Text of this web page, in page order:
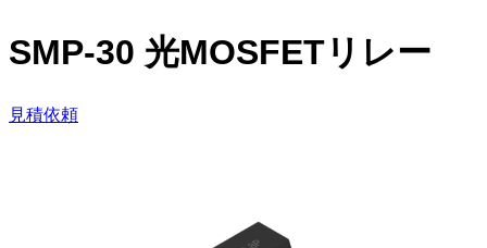
SMP-30 光MOSFETリレー
見積依頼